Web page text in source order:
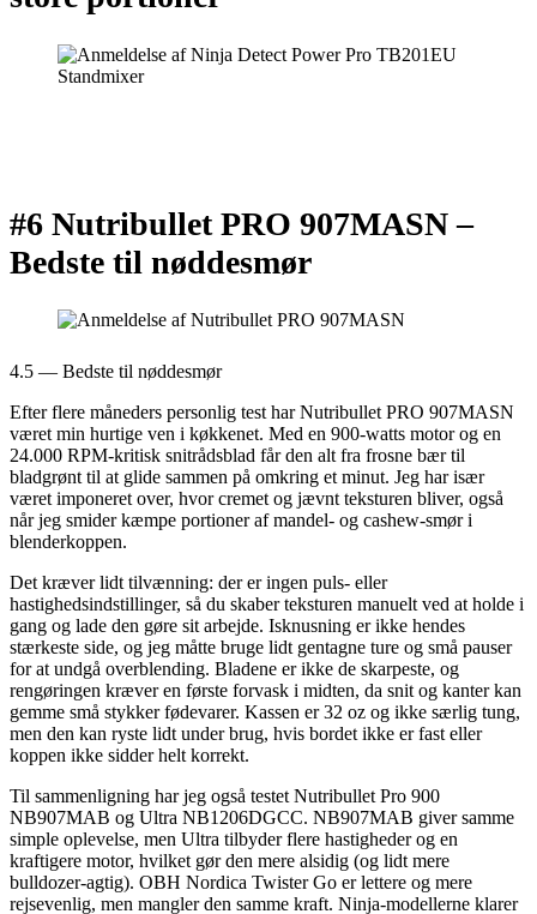
#6 Nutribullet PRO 907MASN –
Bedste til nøddesmør
4.5 — Bedste til nøddesmør
Efter flere måneders personlig test har Nutribullet PRO 907MASN
været min hurtige ven i køkkenet. Med en 900-watts motor og en
24.000 RPM-kritisk snitrådsblad får den alt fra frosne bær til
bladgrønt til at glide sammen på omkring et minut. Jeg har især
været imponeret over, hvor cremet og jævnt teksturen bliver, også
når jeg smider kæmpe portioner af mandel- og cashew-smør i
blenderkoppen.
Det kræver lidt tilvænning: der er ingen puls- eller
hastighedsindstillinger, så du skaber teksturen manuelt ved at holde i
gang og lade den gøre sit arbejde. Isknusning er ikke hendes
stærkeste side, og jeg måtte bruge lidt gentagne ture og små pauser
for at undgå overblending. Bladene er ikke de skarpeste, og
rengøringen kræver en første forvask i midten, da snit og kanter kan
gemme små stykker fødevarer. Kassen er 32 oz og ikke særlig tung,
men den kan ryste lidt under brug, hvis bordet ikke er fast eller
koppen ikke sidder helt korrekt.
Til sammenligning har jeg også testet Nutribullet Pro 900
NB907MAB og Ultra NB1206DGCC. NB907MAB giver samme
simple oplevelse, men Ultra tilbyder flere hastigheder og en
kraftigere motor, hvilket gør den mere alsidig (og lidt mere
bulldozer-agtig). OBH Nordica Twister Go er lettere og mere
rejsevenlig, men mangler den samme kraft. Ninja-modellerne klarer